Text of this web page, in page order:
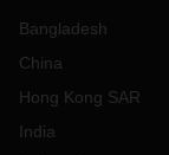
Bangladesh
China
Hong Kong SAR
India